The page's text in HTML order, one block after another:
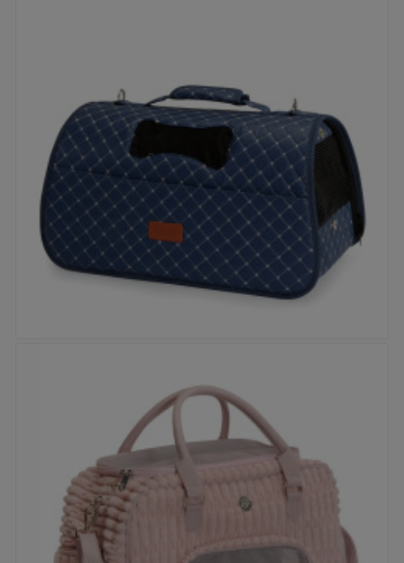
40,90 €Prix
Sac de transport - Rombo Matelassé Bleu
45,90 € Prix